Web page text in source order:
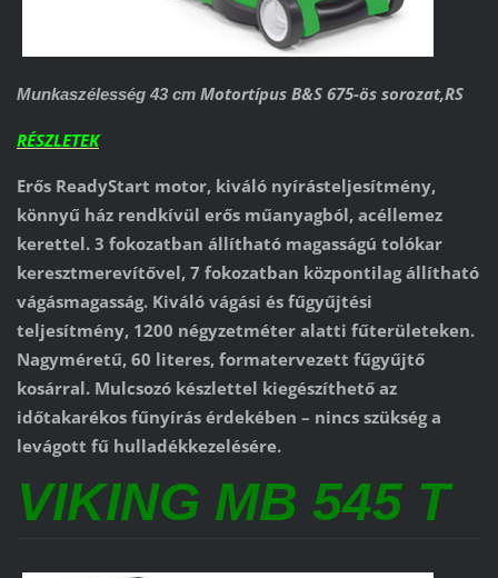
Munkaszélesség 43 cm Motortípus B&S 675-ös sorozat,RS
RÉSZLETEK
Erős ReadyStart motor, kiváló nyírásteljesítmény,
könnyű ház rendkívül erős műanyagból, acéllemez
kerettel. 3 fokozatban állítható magasságú tolókar
keresztmerevítővel, 7 fokozatban központilag állítható
vágásmagasság. Kiváló vágási és fűgyűjtési
teljesítmény, 1200 négyzetméter alatti fűterületeken.
Nagyméretű, 60 literes, formatervezett fűgyűjtő
kosárral. Mulcsozó készlettel kiegészíthető az
időtakarékos fűnyírás érdekében – nincs szükség a
levágott fű hulladékkezelésére.
VIKING MB 545 T